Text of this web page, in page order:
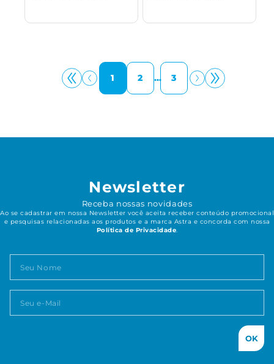
1 2 ... 3
Newsletter
Receba nossas novidades
Ao se cadastrar em nossa Newsletter você aceita receber conteúdo promocional
e pesquisas relacionadas aos produtos e a marca Astra e concorda com nossa
Política de Privacidade.
OK